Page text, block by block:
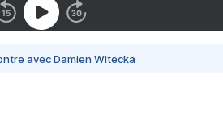
avec Damien Witecka